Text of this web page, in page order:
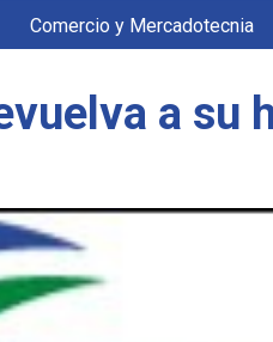
Comercio y Mercadotecnia
a su